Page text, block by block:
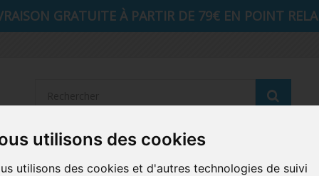
utilisons des cookies
utilisons des cookies et d'autres technologies de suivi
GRATUITE À PARTIR DE 79€ EN POINT